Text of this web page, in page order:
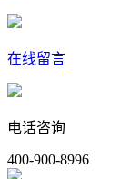
在线留言
电话咨询
400-900-8996